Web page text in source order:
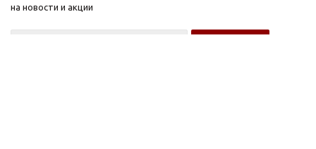
на новости и акции